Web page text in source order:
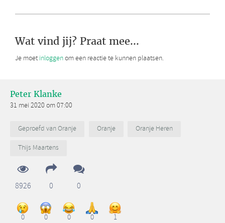
Wat vind jij? Praat mee...
Je moet inloggenom een reactie te kunnen plaatsen.
Peter Klanke
31 mei 2020 om 07:00
Geproefd van Oranje Oranje
Oranje Heren
Thijs Maartens
8926 0 0
0 0 0 0 1